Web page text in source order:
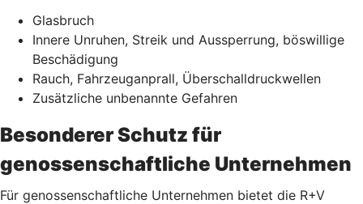
Glasbruch
Innere Unruhen, Streik und Aussperrung, böswillige
Beschädigung
Rauch, Fahrzeuganprall, Überschalldruckwellen
Zusätzliche unbenannte Gefahren
Besonderer Schutz für
genossenschaftliche Unternehmen
Für genossenschaftliche Unternehmen bietet die R+V